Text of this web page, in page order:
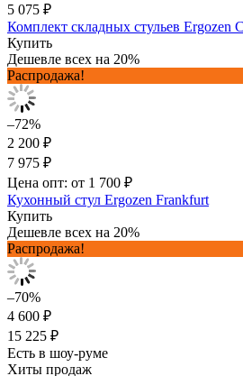
5 075 ₽
Комплект складных стульев Ergozen
Купить
Дешевле всех на 20%
Распродажа!
–72%
2 200 ₽
7 975 ₽
Цена опт: от 1 700 ₽
Кухонный стул Ergozen Frankfurt
Купить
Дешевле всех на 20%
Распродажа!
–70%
4 600 ₽
15 225 ₽
Есть в шоу-руме
Хиты продаж